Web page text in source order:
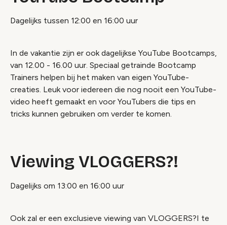
Dagelijks tussen 12:00 en 16:00 uur
In de vakantie zijn er ook dagelijkse YouTube Bootcamps,
van 12.00 - 16.00 uur. Speciaal getrainde Bootcamp
Trainers helpen bij het maken van eigen YouTube-
creaties. Leuk voor iedereen die nog nooit een YouTube-
video heeft gemaakt en voor YouTubers die tips en
tricks kunnen gebruiken om verder te komen.
Viewing VLOGGERS?!
Dagelijks om 13:00 en 16:00 uur
Ook zal er een exclusieve viewing van VLOGGERS?I te